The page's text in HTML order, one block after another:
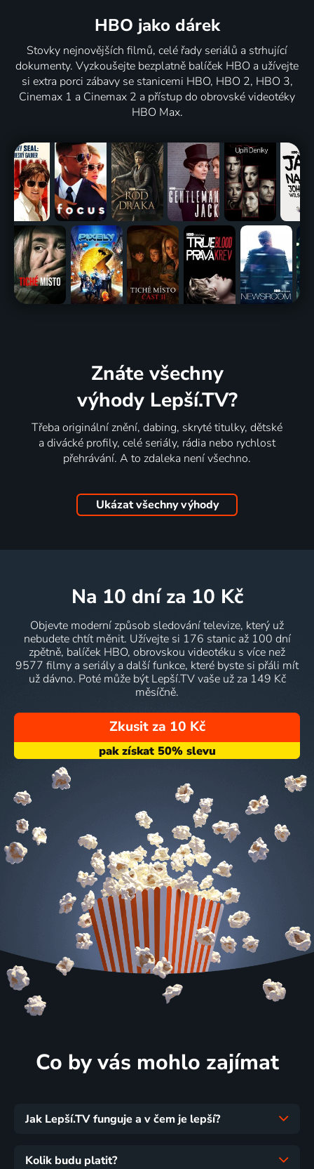
HBO jako dárek
Stovky nejnovějších filmů, celé řady seriálů a strhující
dokumenty. Vyzkoušejte bezplatně balíček HBO a užívejte
si extra porci zábavy se stanicemi HBO, HBO 2, HBO 3,
Cinemax 1 a Cinemax 2 a přístup do obrovské videotéky
HBO Max.
Znáte všechny
výhody Lepší.TV?
Třeba originální znění, dabing, skryté titulky, dětské
a divácké profily, celé seriály, rádia nebo rychlost
přehrávání. A to zdaleka není všechno.
Ukázat všechny výhody
na 10 dní za 10 Kč
Objevte moderní způsob sledování televize, který už
nebudete chtít měnit. Užívejte si 176 stanic až 100 dní
zpětně, balíček HBO, obrovskou videotéku s více než
9577 filmy a seriály a další funkce, které byste si přáli mít
už dávno. Poté může být Lepší.TV vaše už za 149 Kč
měsíčně.
Zkusit za 10 Kč
Co by vás mohlo zajímat
Jak Lepší.TV funguje a v čem je lepší?
Kolik budu platit?